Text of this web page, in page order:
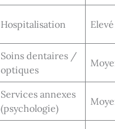
Hospitalisation Elevé
Soins dentaires /
optiques
Services annexes
(psychologie)